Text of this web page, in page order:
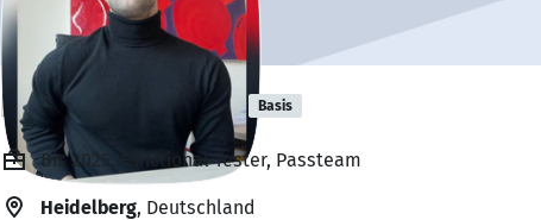
Kazbek Tomaev Basis
Bis 2025, Functional Tester, Passteam
Heidelberg, Deutschland